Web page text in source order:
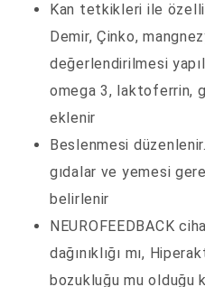
Kan tetkikleri ile
Demir, Çinko,
değerlendirilmesi
omega 3, laktoferrin,
eklenir
Beslenmesi
gıdalar ve yemesi
belirlenir
NEUROFEEDBACK
dağınıklığı mı,
bozukluğu mu olduğu